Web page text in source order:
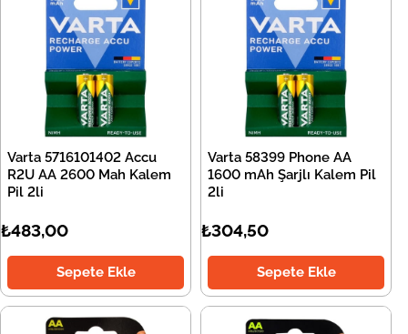
Varta 5716101402 Accu
R2U AA 2600 Mah Kalem
Pil 2li
₺483,00
Sepete Ekle
Varta 58399 Phone AA
1600 mAh Şarjlı Kalem Pil
2li
₺304,50
Sepete Ekle